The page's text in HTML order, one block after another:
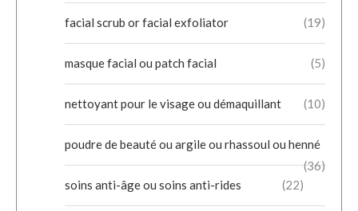
facial scrub or facial exfoliator (19)
masque facial ou patch facial (5)
nettoyant pour le visage ou démaquillant (10)
poudre de beauté ou argile ou rhassoul ou henné
(36)
soins anti-âge ou soins anti-rides
(22)